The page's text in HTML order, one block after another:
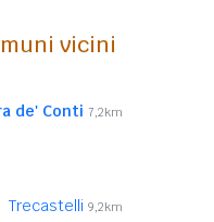
vicini
de' Conti 7,2km
Trecastelli 9,2km